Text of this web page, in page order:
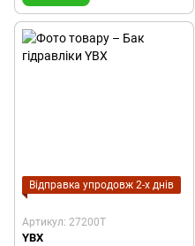
Відправка упродовж 2-х днів
Артикул: 27200T
YBX